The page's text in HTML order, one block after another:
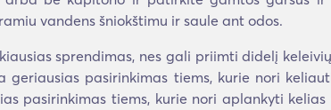
vandens šniokštimu ir saule ant odos.
sprendimas, nes gali priimti didelį
pasirinkimas tiems, kurie nori
pasirinkimas tiems, kurie nori aplankyti